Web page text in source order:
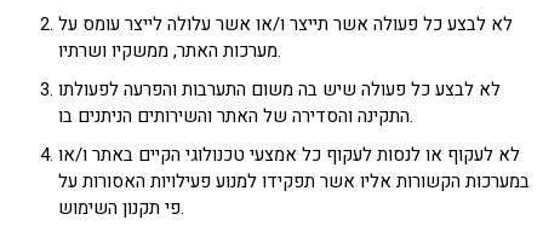
לא לבצע כל פעולה אשר תייצר ו/או אשר עלולה לייצר עומס על
מערכות האתר, ממשקיו ושרתיו.
לא לבצע כל פעולה שיש בה משום התערבות והפרעה לפעולתו
התקינה והסדירה של האתר והשירותים הניתנים בו.
לא לעקוף או לנסות לעקוף כל אמצעי טכנולוגי הקיים באתר ו/או
במערכות הקשורות אליו אשר תפקידו למנוע פעילויות האסורות על
פי תקנון השימוש.